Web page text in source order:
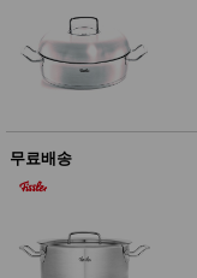
무료배송